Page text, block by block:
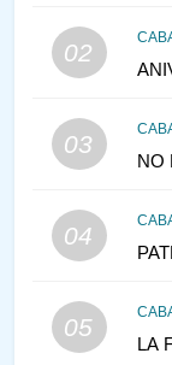
02
03
NO
04
05
LA
146
1